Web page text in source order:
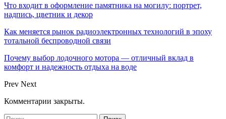
Что входит в оформление памятника на могилу: портрет,
надпись, цветник и декор
Как меняется рынок радиоэлектронных технологий в эпоху
тотальной беспроводной связи
Почему выбор лодочного мотора — отличный вклад в
комфорт и надежность отдыха на воде
Prev Next
Комментарии закрыты.